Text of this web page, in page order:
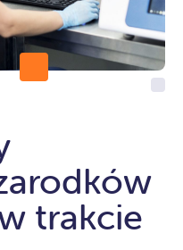
trakcie